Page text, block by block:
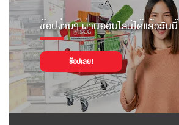
ช้อปง่ายๆ ผ่านออนไลน์ได้แล้ววันนี้
ช้อปเลย!